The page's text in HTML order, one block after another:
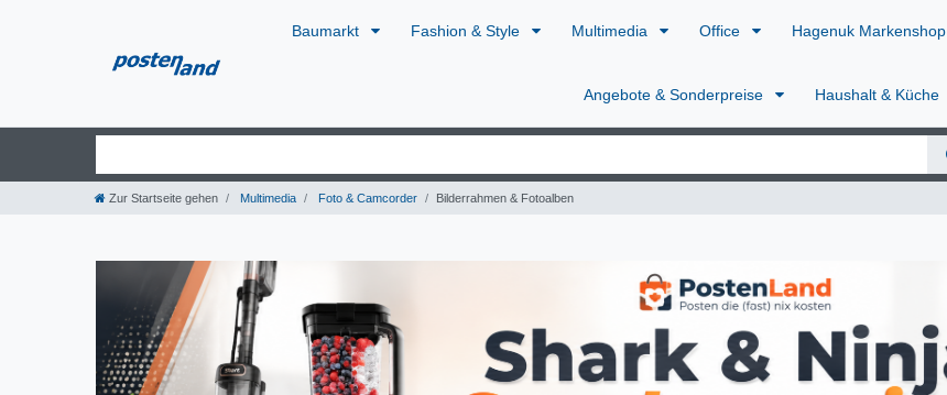
Baumarkt Fashion & Style Multimedia Office Hagenuk Markenshop
Angebote & Sonderpreise Haushalt & Küche
Zur Startseite gehen Multimedia Foto & Camcorder Bilderrahmen & Fotoalben